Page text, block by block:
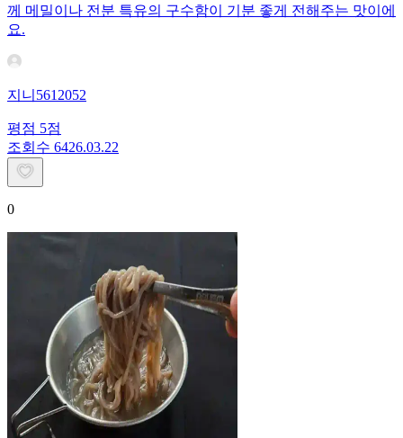
께 메밀이나 전분 특유의 구수함이 기분 좋게 전해주는 맛이에
요.
지니5612052
평점 5점
조회수 6426.03.22
0